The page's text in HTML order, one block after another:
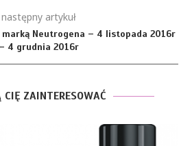
następny artykuł
Neutrogena – 4 listopada 2016r
– 4 grudnia 2016r
CIĘ ZAINTERESOWAĆ